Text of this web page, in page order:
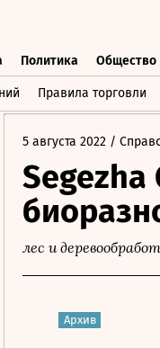
Политика Общество
Правила торговли
Политика
5 августа 2022 /
Segezha
лес и
Архив